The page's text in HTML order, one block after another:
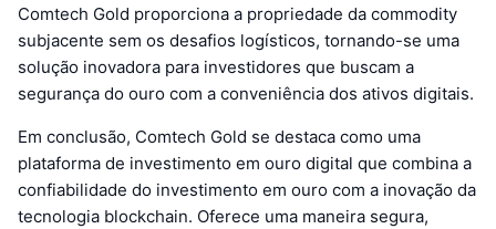
Comtech Gold proporciona a propriedade da commodity
subjacente sem os desafios logísticos, tornando-se uma
solução inovadora para investidores que buscam a
segurança do ouro com a conveniência dos ativos digitais.
Em conclusão, Comtech Gold se destaca como uma
plataforma de investimento em ouro digital que combina a
confiabilidade do investimento em ouro com a inovação da
tecnologia blockchain. Oferece uma maneira segura,